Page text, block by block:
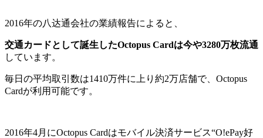
2016年の八达通会社の業績報告によると、
交通カードとして誕生したOctopus Cardは今や3280万枚流通
しています。
毎日の平均取引数は1410万件に上り約2万店舗で、Octopus
Cardが利用可能です。
2016年4月にOctopus Cardはモバイル決済サービス“O!ePay好